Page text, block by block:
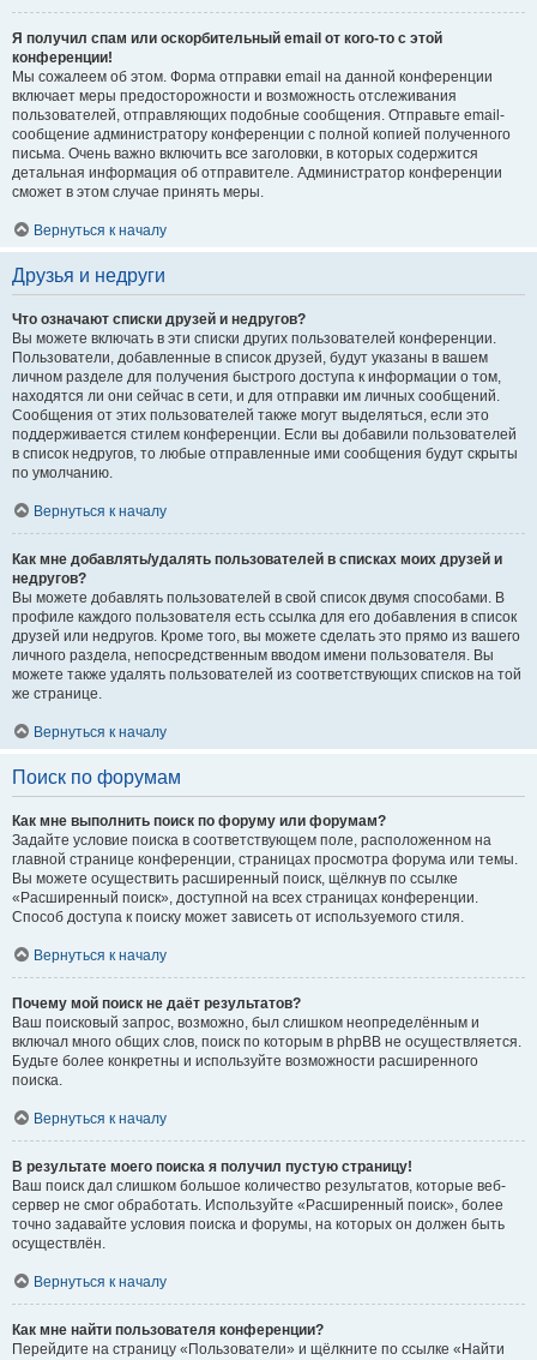
Я получил спам или оскорбительный email от кого-то с этой
конференции!
Мы сожалеем об этом. Форма отправки email на данной конференции
включает меры предосторожности и возможность отслеживания
пользователей, отправляющих подобные сообщения. Отправьте email-
сообщение администратору конференции с полной копией полученного
письма. Очень важно включить все заголовки, в которых содержится
детальная информация об отправителе. Администратор конференции
сможет в этом случае принять меры.
Вернуться к началу
Друзья и недруги
Что означают списки друзей и недругов?
Вы можете включать в эти списки других пользователей конференции.
Пользователи, добавленные в список друзей, будут указаны в вашем
личном разделе для получения быстрого доступа к информации о том,
находятся ли они сейчас в сети, и для отправки им личных сообщений.
Сообщения от этих пользователей также могут выделяться, если это
поддерживается стилем конференции. Если вы добавили пользователей
в список недругов, то любые отправленные ими сообщения будут скрыты
по умолчанию.
Вернуться к началу
Как мне добавлять/удалять пользователей в списках моих друзей и
недругов?
Вы можете добавлять пользователей в свой список двумя способами. В
профиле каждого пользователя есть ссылка для его добавления в список
друзей или недругов. Кроме того, вы можете сделать это прямо из вашего
личного раздела, непосредственным вводом имени пользователя. Вы
можете также удалять пользователей из соответствующих списков на той
же странице.
Вернуться к началу
Поиск по форумам
Как мне выполнить поиск по форуму или форумам?
Задайте условие поиска в соответствующем поле, расположенном на
главной странице конференции, страницах просмотра форума или темы.
Вы можете осуществить расширенный поиск, щёлкнув по ссылке
«Расширенный поиск», доступной на всех страницах конференции.
Способ доступа к поиску может зависеть от используемого стиля.
Вернуться к началу
Почему мой поиск не даёт результатов?
Ваш поисковый запрос, возможно, был слишком неопределённым и
включал много общих слов, поиск по которым в phpBB не осуществляется.
Будьте более конкретны и используйте возможности расширенного
поиска.
Вернуться к началу
В результате моего поиска я получил пустую страницу!
Ваш поиск дал слишком большое количество результатов, которые веб-
сервер не смог обработать. Используйте «Расширенный поиск», более
точно задавайте условия поиска и форумы, на которых он должен быть
осуществлён.
Вернуться к началу
Как мне найти пользователя конференции?
Перейдите на страницу «Пользователи» и щёлкните по ссылке «Найти